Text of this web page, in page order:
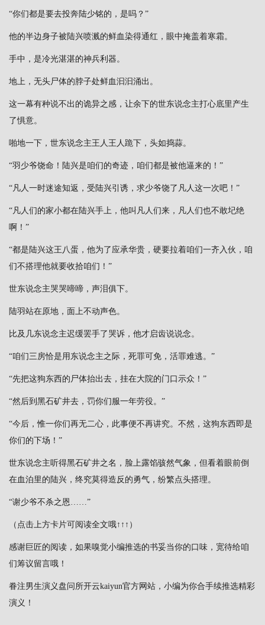
“你们都是要去投奔陆少铭的，是吗？”
他的半边身子被陆兴喷溅的鲜血染得通红，眼中掩盖着寒霜。
手中，是冷光湛湛的神兵利器。
地上，无头尸体的脖子处鲜血汩汩涌出。
这一幕有种说不出的诡异之感，让余下的世东说念主打心底里产生
了惧意。
啪地一下，世东说念主王人王人跪下，头如捣蒜。
“羽少爷饶命！陆兴是咱们的奇迹，咱们都是被他逼来的！”
“凡人一时迷途知返，受陆兴引诱，求少爷饶了凡人这一次吧！”
“凡人们的家小都在陆兴手上，他叫凡人们来，凡人们也不敢圮绝
啊！”
“都是陆兴这王八蛋，他为了应承华贵，硬要拉着咱们一齐入伙，咱
们不搭理他就要收拾咱们！”
世东说念主哭哭啼啼，声泪俱下。
陆羽站在原地，面上不动声色。
比及几东说念主迟缓罢手了哭诉，他才启齿说说念。
“咱们三房恰是用东说念主之际，死罪可免，活罪难逃。”
“先把这狗东西的尸体抬出去，挂在大院的门口示众！”
“然后到黑石矿井去，罚你们服一年劳役。”
“今后，惟一你们再无二心，此事便不再讲究。不然，这狗东西即是
你们的下场！”
世东说念主听得黑石矿井之名，脸上露馅骇然气象，但看着眼前倒
在血泊里的陆兴，终究莫得造反的勇气，纷繁点头搭理。
“谢少爷不杀之恩……”
（点击上方卡片可阅读全文哦↑↑↑）
感谢巨匠的阅读，如果嗅觉小编推选的书妥当你的口味，宽待给咱
们筹议留言哦！
眷注男生演义盘问所开云kaiyun官方网站，小编为你合手续推选精彩
演义！